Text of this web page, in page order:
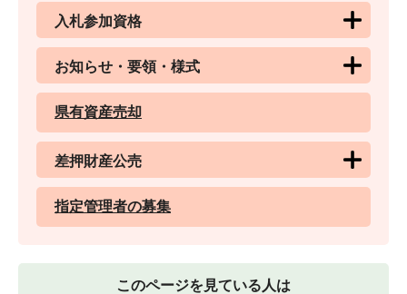
入札参加資格
お知らせ・要領・様式
県有資産売却
差押財産公売
指定管理者の募集
このページを見ている人は